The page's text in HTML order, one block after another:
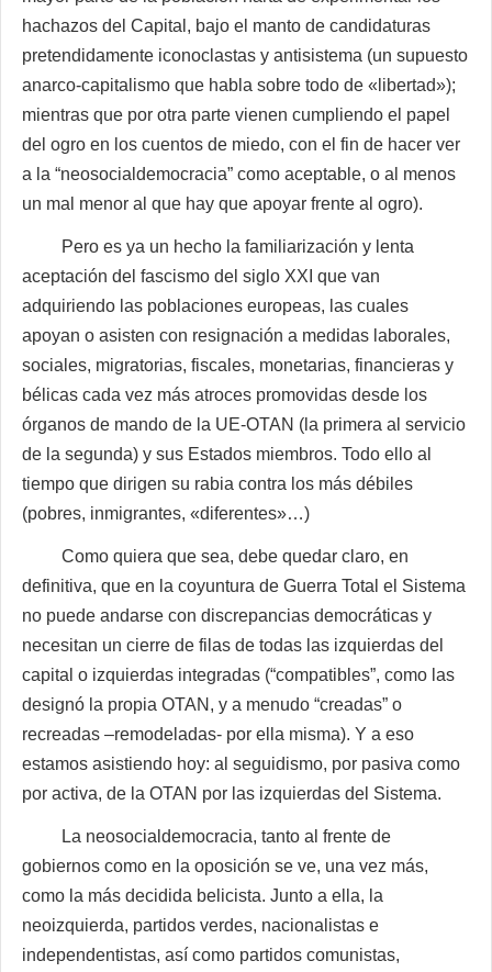
hachazos del Capital, bajo el manto de candidaturas
pretendidamente iconoclastas y antisistema (un supuesto
anarco-capitalismo que habla sobre todo de «libertad»);
mientras que por otra parte vienen cumpliendo el papel
del ogro en los cuentos de miedo, con el fin de hacer ver
a la “neosocialdemocracia” como aceptable, o al menos
un mal menor al que hay que apoyar frente al ogro).
Pero es ya un hecho la familiarización y lenta
aceptación del fascismo del siglo XXI que van
adquiriendo las poblaciones europeas, las cuales
apoyan o asisten con resignación a medidas laborales,
sociales, migratorias, fiscales, monetarias, financieras y
bélicas cada vez más atroces promovidas desde los
órganos de mando de la UE-OTAN (la primera al servicio
de la segunda) y sus Estados miembros. Todo ello al
tiempo que dirigen su rabia contra los más débiles
(pobres, inmigrantes, «diferentes»…)
Como quiera que sea, debe quedar claro, en
definitiva, que en la coyuntura de Guerra Total el Sistema
no puede andarse con discrepancias democráticas y
necesitan un cierre de filas de todas las izquierdas del
capital o izquierdas integradas (“compatibles”, como las
designó la propia OTAN, y a menudo “creadas” o
recreadas –remodeladas- por ella misma). Y a eso
estamos asistiendo hoy: al seguidismo, por pasiva como
por activa, de la OTAN por las izquierdas del Sistema.
La neosocialdemocracia, tanto al frente de
gobiernos como en la oposición se ve, una vez más,
como la más decidida belicista. Junto a ella, la
neoizquierda, partidos verdes, nacionalistas e
independentistas, así como partidos comunistas,